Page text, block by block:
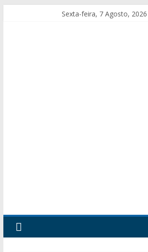
Sexta-feira, 7 Agosto, 2026